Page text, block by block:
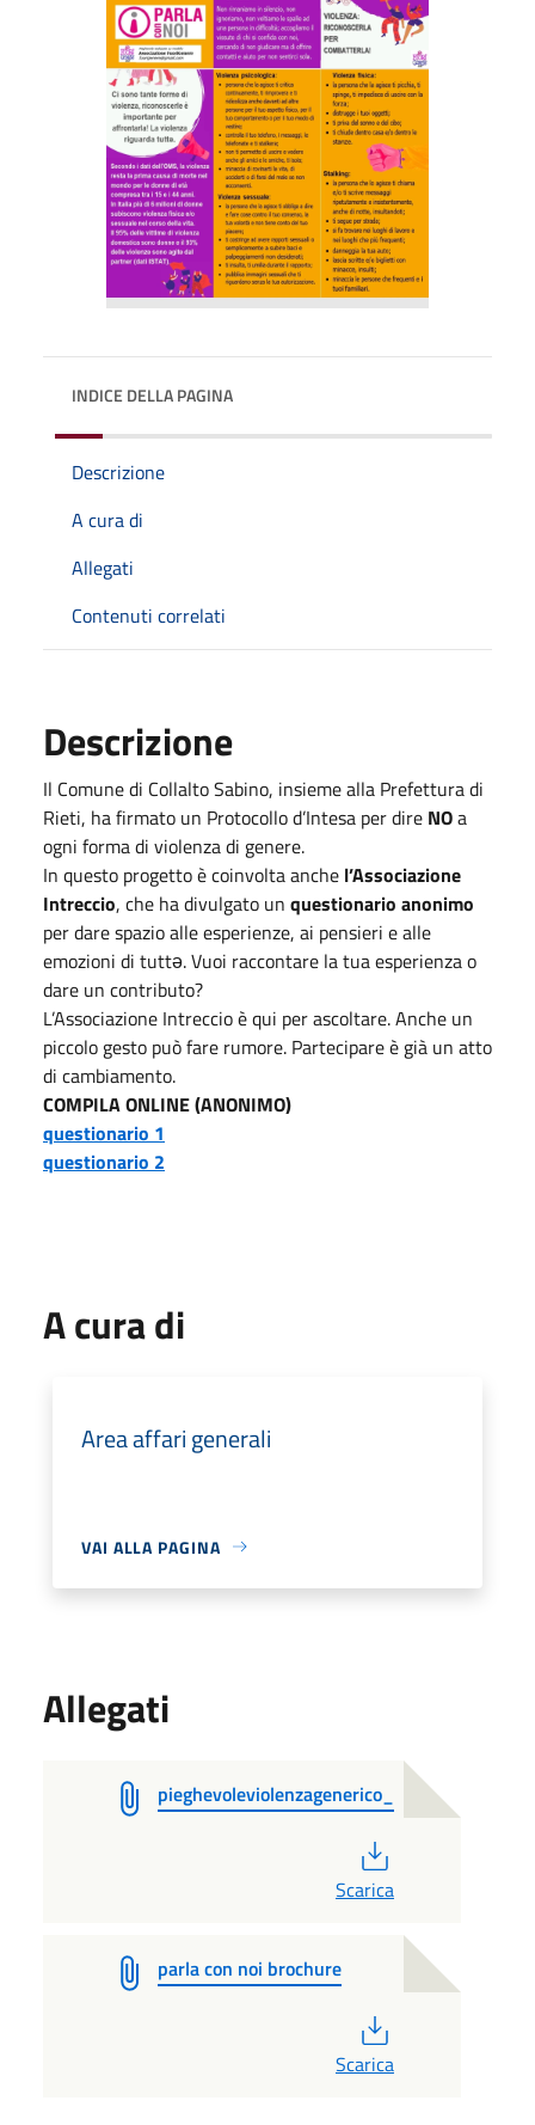
INDICE DELLA PAGINA
Descrizione
A cura di
Allegati
Contenuti correlati
Descrizione
Il Comune di Collalto Sabino, insieme alla Prefettura di
Rieti, ha firmato un Protocollo d’Intesa per dire NOa
ogni forma di violenza di genere.
In questo progetto è coinvolta anche l’Associazione
Intreccio, che ha divulgato un questionario anonimo
per dare spazio alle esperienze, ai pensieri e alle
emozioni di tuttə.Vuoi raccontare la tua esperienza o
dare un contributo?
L’Associazione Intreccio è qui per ascoltare.Anche un
piccolo gesto può fare rumore. Partecipare è già un atto
di cambiamento.
COMPILA ONLINE (ANONIMO)
questionario 1
questionario 2
A cura di
Area affari generali
VAI ALLA PAGINA
Allegati
pieghevoleviolenzagenerico_
Scarica
parla con noi brochure
Scarica